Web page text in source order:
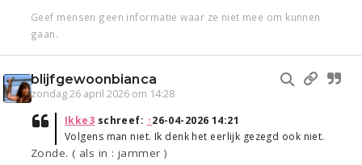
Geef mensen geen informatie waar ze niet mee om kunnen
gaan.
blijfgewoonbianca
zondag 26 april 2026 om 14:28
Ikke3 schreef: ↑26-04-2026 14:21
Volgens man niet. Ik denk het eerlijk gezegd ook niet.
Zonde. ( als in : jammer )